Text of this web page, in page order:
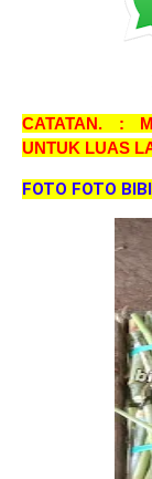
CATATAN. :
UNTUK LUAS
FOTO FOTO